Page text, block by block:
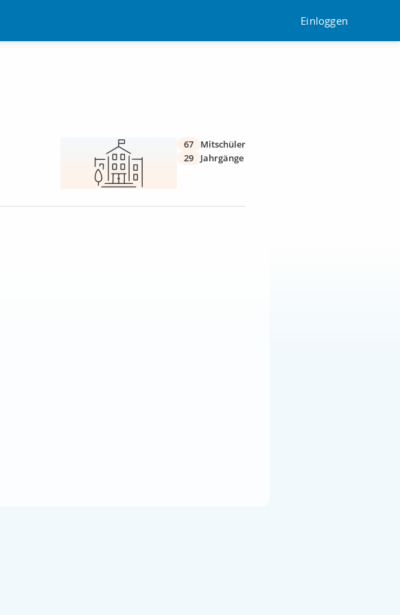
Einloggen
67
Mitschüler
29
Jahrgänge